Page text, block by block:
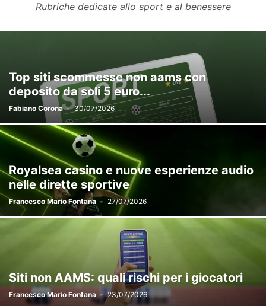
Rubriche dedicate allo sport e al benessere
Top siti scommesse non aams con
deposito da soli 5 euro...
Fabiano Corona - 30/07/2026
Royalsea casino e nuove esperienze audio
nelle dirette sportive
Francesco Mario Fontana - 27/07/2026
Siti non AAMS: quali rischi per i giocatori
Francesco Mario Fontana - 23/07/2026